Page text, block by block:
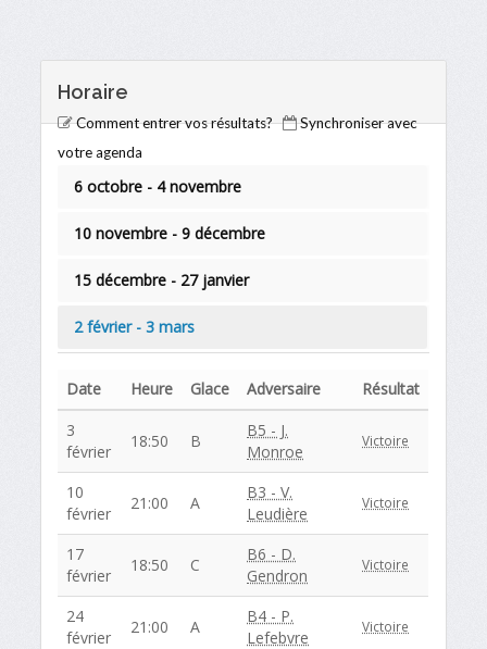
Horaire
Comment entrer vos résultats?
Synchroniser avec
votre agenda
6 octobre - 4 novembre
10 novembre - 9 décembre
15 décembre - 27 janvier
2 février - 3 mars
Date Heure Glace Adversaire
Résultat
3
février
18:50 B
B5 - J.
Monroe
Victoire
10
février
21:00 A
B3 - V.
Leudière
Victoire
17
février
18:50 C
B6 - D.
Gendron
Victoire
24
février
21:00 A
B4 - P.
Lefebvre
Victoire